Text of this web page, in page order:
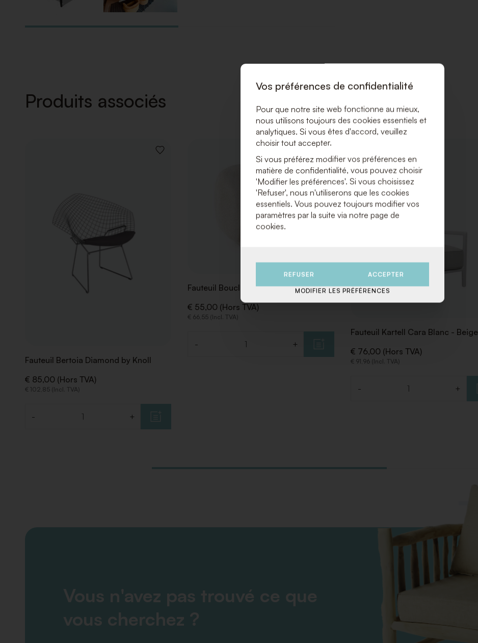
Produits associés
AJOUTER
Fauteuil Bertoia Diamond by Knoll
€ 85,00 (Hors TVA)
€ 102,85 (Incl. TVA)
- +
À
LA
LISTE
DE
SOUHAITS
Fauteuil Bouclé Blanc
€ 55,00 (Hors TVA)
€ 66,55 (Incl. TVA)
- +
Fauteuil Kartell Cara Blanc - Beige
€ 76,00 (Hors TVA)
€ 91,96 (Incl. TVA)
- +
Vous n'avez pas trouvé ce que
vous cherchez ?
Vos préférences de confidentialité
Pour que notre site web fonctionne au mieux,
nous utilisons toujours des cookies essentiels et
analytiques. Si vous êtes d'accord, veuillez
choisir tout accepter.
Si vous préférez modifier vos préférences en
matière de confidentialité, vous pouvez choisir
'Modifier les préférences'. Si vous choisissez
'Refuser', nous n'utiliserons que les cookies
essentiels. Vous pouvez toujours modifier vos
paramètres par la suite via notre page de
cookies.
REFUSER ACCEPTER
MODIFIER LES PRÉFÉRENCES